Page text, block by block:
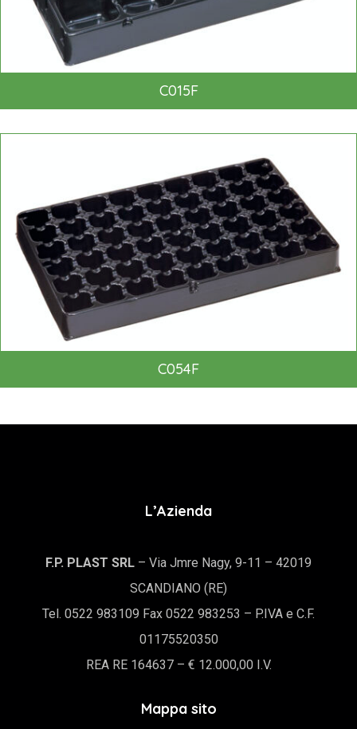
C015F
C054F
L’Azienda
F.P. PLAST SRL – Via Jmre Nagy, 9-11 – 42019
SCANDIANO (RE)
Tel. 0522 983109 Fax 0522 983253 – P.IVA e C.F.
01175520350
REA RE 164637 – € 12.000,00 I.V.
Mappa sito